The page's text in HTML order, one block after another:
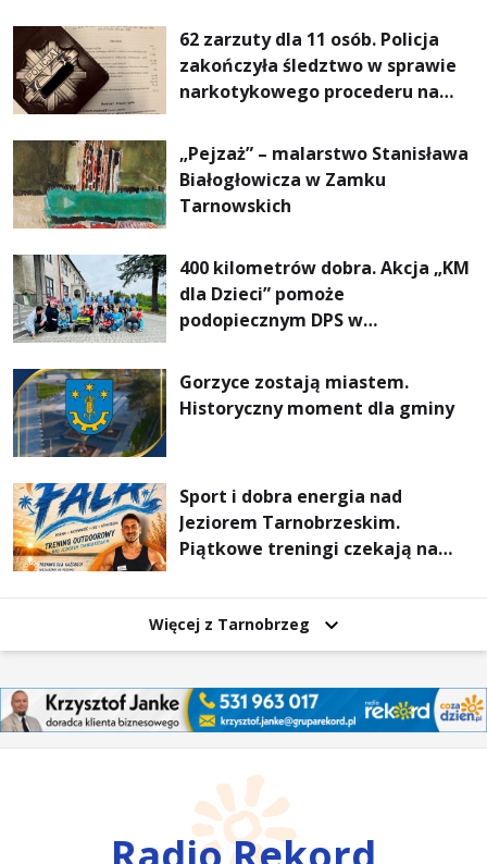
62 zarzuty dla 11 osób. Policja
zakończyła śledztwo w sprawie
narkotykowego procederu na
„Pejzaż” – malarstwo Stanisława
Białogłowicza w Zamku
Tarnowskich
400 kilometrów dobra. Akcja „KM
dla Dzieci” pomoże
podopiecznym DPS w
Gorzyce zostają miastem.
Historyczny moment dla gminy
Sport i dobra energia nad
Jeziorem Tarnobrzeskim.
Piątkowe treningi czekają na
Więcej z Tarnobrzeg